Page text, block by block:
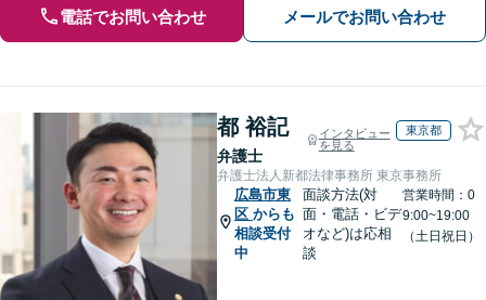
電話でお問い合わせ メールでお問い合わせ
都 裕記
弁護士
インタビュー
を見る
東京都
弁護士法人新都法律事務所 東京事務所
広島市東
区 からも
相談受付
中
面談方法(対
面・電話・ビデ
オなど)は応相
談
営業時間：0
9:00~19:00
（土日祝日）